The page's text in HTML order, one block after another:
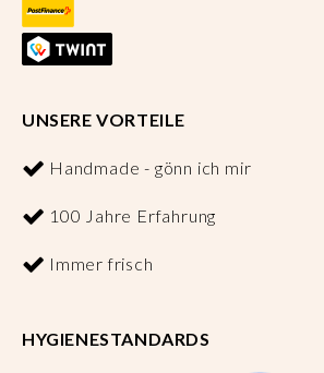
UNSERE VORTEILE
Handmade - gönn ich mir
100 Jahre Erfahrung
Immer frisch
HYGIENESTANDARDS